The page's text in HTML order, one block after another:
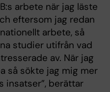
arbete när jag läste
eftersom jag redan
arbete, så
studier utifrån vad
av. När jag
så sökte jag mig mer
insatser”, berättar